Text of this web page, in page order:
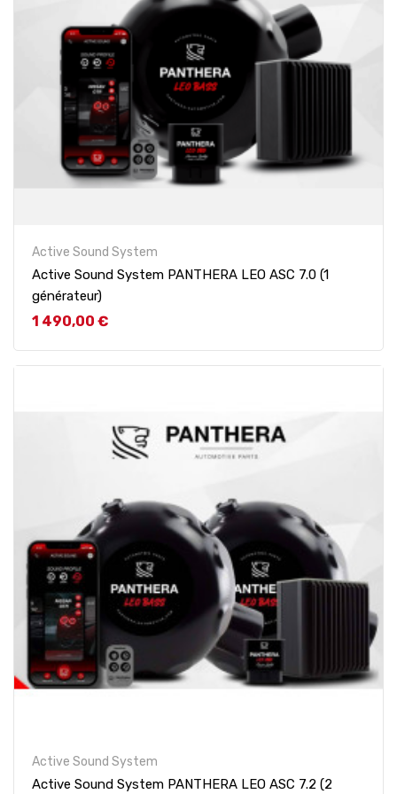
Active Sound System
Active Sound System PANTHERA LEO ASC 7.0 (1
générateur)
Prix
1 490,00 €
Active Sound System
Active Sound System PANTHERA LEO ASC 7.2 (2